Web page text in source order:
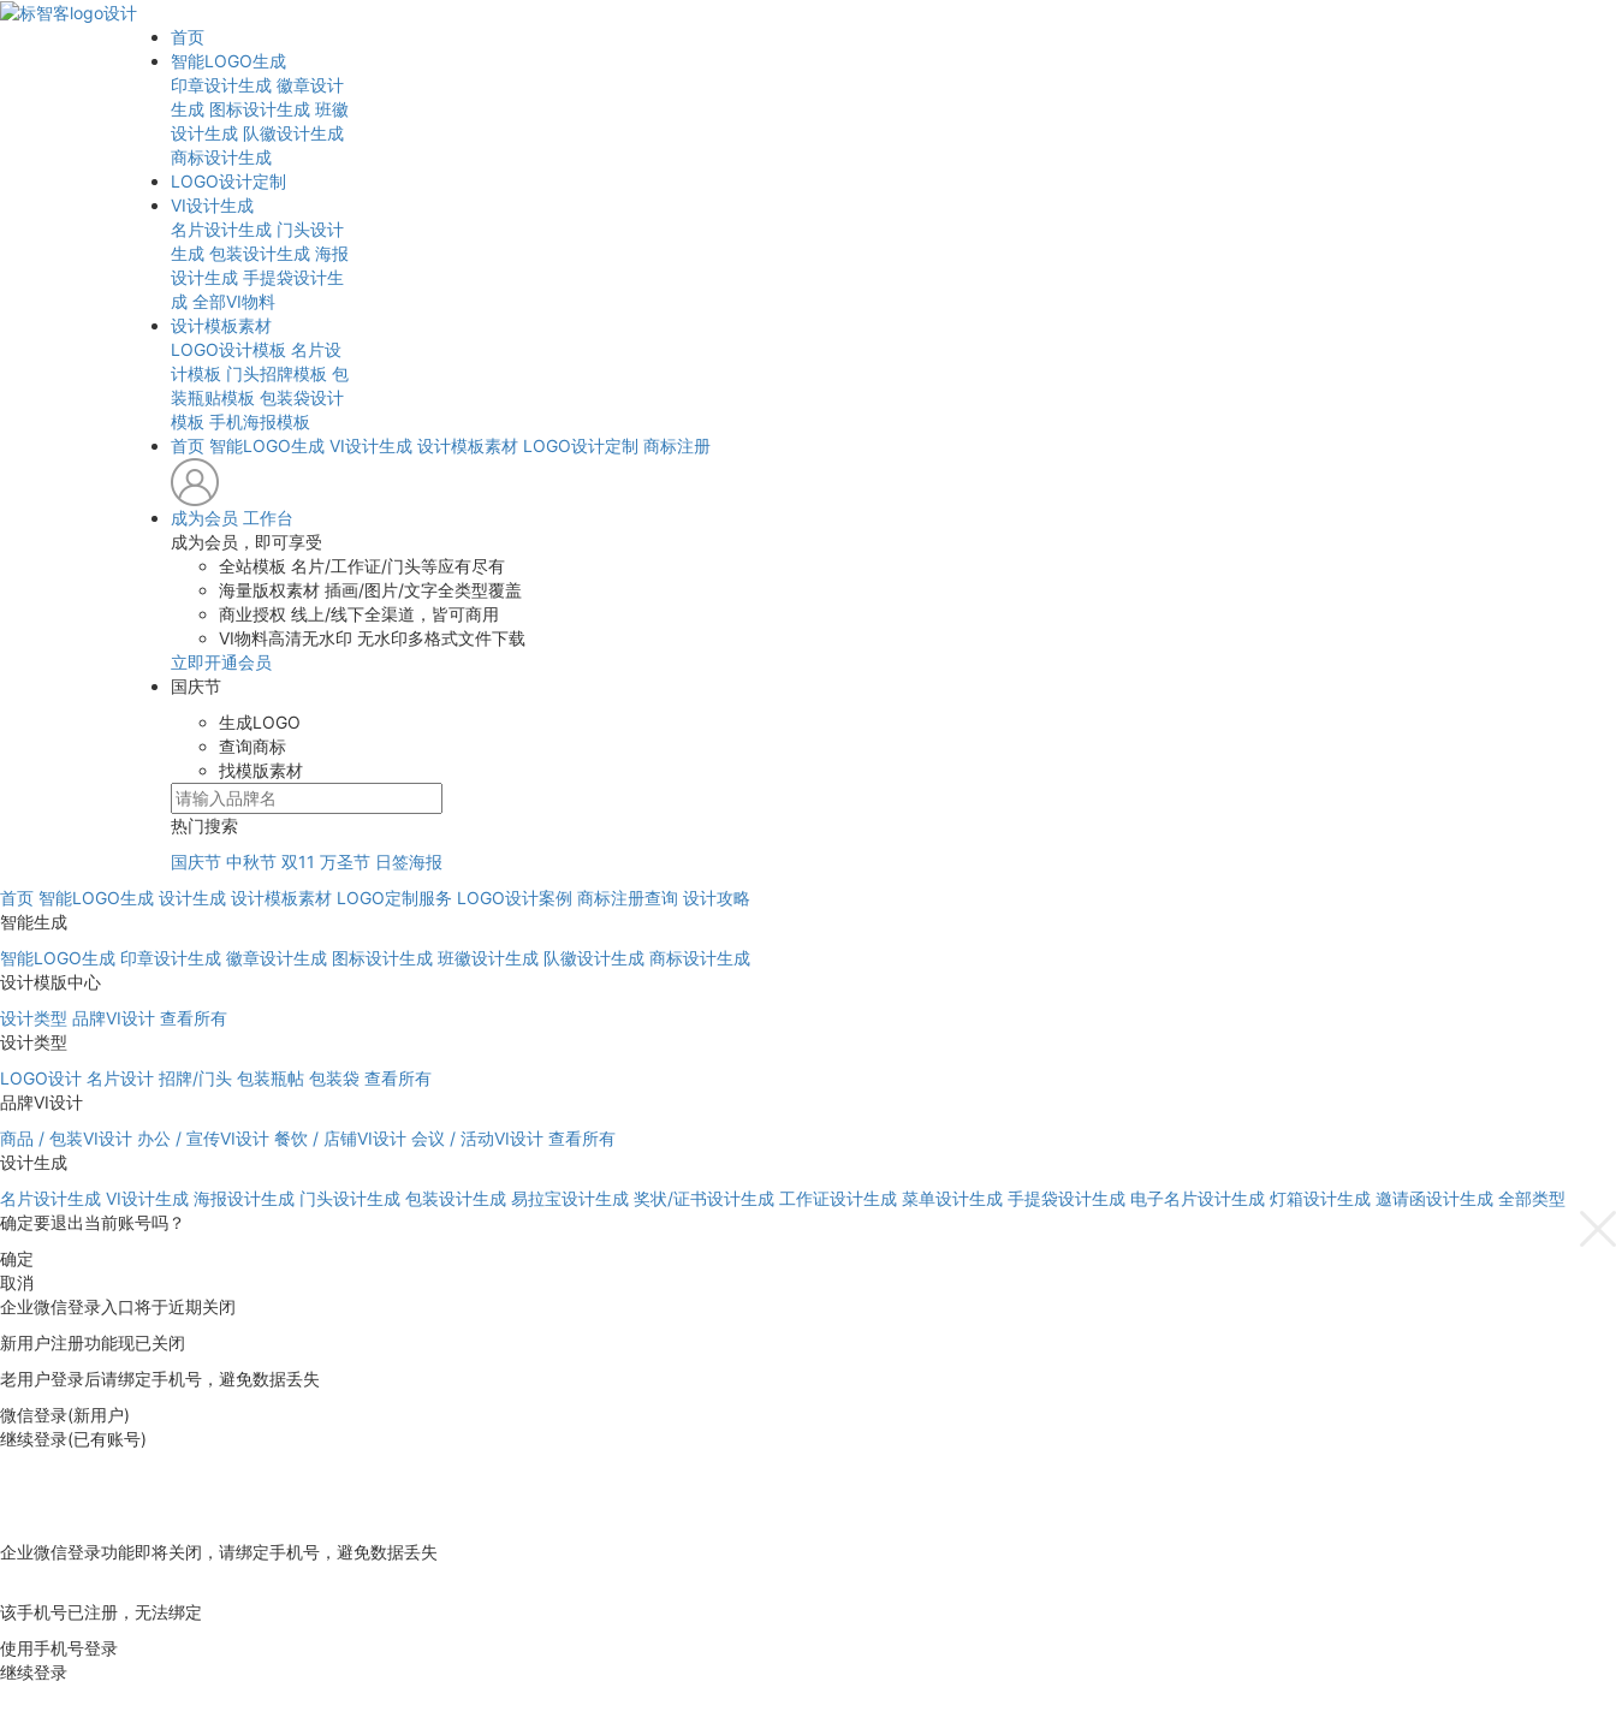
首页
智能LOGO生成
印章设计生成 徽章设计
生成 图标设计生成 班徽
设计生成 队徽设计生成
商标设计生成
LOGO设计定制
VI设计生成
名片设计生成 门头设计
生成 包装设计生成 海报
设计生成 手提袋设计生
成 全部VI物料
设计模板素材
LOGO设计模板 名片设
计模板 门头招牌模板 包
装瓶贴模板 包装袋设计
模板 手机海报模板
首页 智能LOGO生成 VI设计生成 设计模板素材 LOGO设计定制 商标注册
成为会员 工作台
成为会员，即可享受
全站模板 名片/工作证/门头等应有尽有
海量版权素材 插画/图片/文字全类型覆盖
商业授权 线上/线下全渠道，皆可商用
VI物料高清无水印 无水印多格式文件下载
立即开通会员
国庆节
生成LOGO
查询商标
找模版素材
热门搜索
国庆节 中秋节 双11 万圣节 日签海报
首页 智能LOGO生成 设计生成 设计模板素材 LOGO定制服务 LOGO设计案例 商标注册查询 设计攻略
智能生成
智能LOGO生成 印章设计生成 徽章设计生成 图标设计生成 班徽设计生成 队徽设计生成 商标设计生成
设计模版中心
设计类型 品牌VI设计 查看所有
设计类型
LOGO设计 名片设计 招牌/门头 包装瓶帖 包装袋 查看所有
品牌VI设计
商品 / 包装VI设计 办公 / 宣传VI设计 餐饮 / 店铺VI设计 会议 / 活动VI设计 查看所有
设计生成
名片设计生成 VI设计生成 海报设计生成 门头设计生成 包装设计生成 易拉宝设计生成 奖状/证书设计生成 工作证设计生成 菜单设计生成 手提袋设计生成 电子名片设计生成 灯箱设计生成 邀请函设计生成 全部类型
确定要退出当前账号吗？
确定
取消
企业微信登录入口将于近期关闭
新用户注册功能现已关闭
老用户登录后请绑定手机号，避免数据丢失
微信登录(新用户)
继续登录(已有账号)
企业微信登录功能即将关闭，请绑定手机号，避免数据丢失
该手机号已注册，无法绑定
使用手机号登录
继续登录